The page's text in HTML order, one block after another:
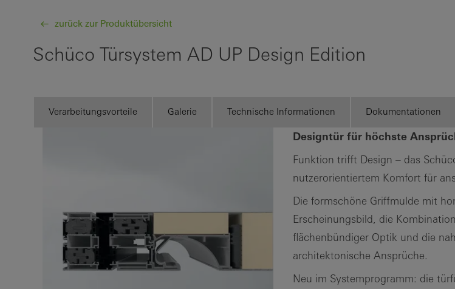
zurück zur Produktübersicht
Schüco Türsystem AD UP Design Edition
Verarbeitungsvorteile Galerie Technische Informationen Dokumentationen
Designtür für höchste
Funktion trifft Design – das
nutzerorientiertem Komfort für
Die formschöne Griffmulde mit
Erscheinungsbild, die
flächenbündiger Optik und die
architektonische Ansprüche.
Neu im Systemprogramm: die